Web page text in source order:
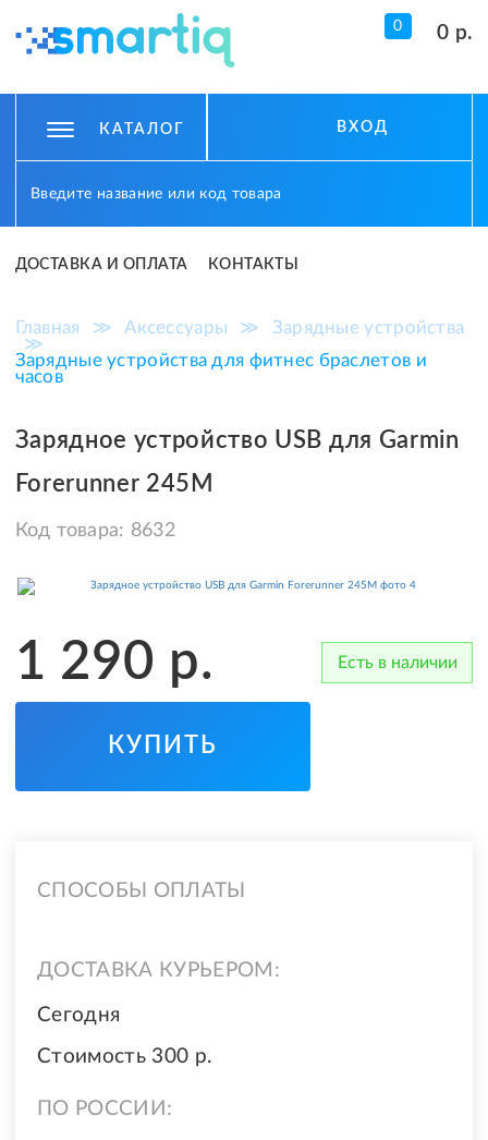
0 0 р.
КАТАЛОГ ВХОД
ДОСТАВКА И ОПЛАТА КОНТАКТЫ
Главная ≫ Аксессуары ≫
Зарядные устройства
≫
Зарядные устройства для фитнес браслетов и
часов
Зарядное устройство USB для Garmin
Forerunner 245M
Код товара: 8632
1 290 р. Есть в наличии
КУПИТЬ
СПОСОБЫ ОПЛАТЫ
ДОСТАВКА КУРЬЕРОМ:
Сегодня
Стоимость 300 р.
ПО РОССИИ: